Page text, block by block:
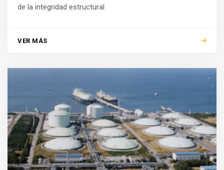
de la integridad estructural
VER MÁS